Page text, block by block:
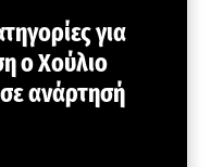
για
o Χούλιο
ανάρτησή